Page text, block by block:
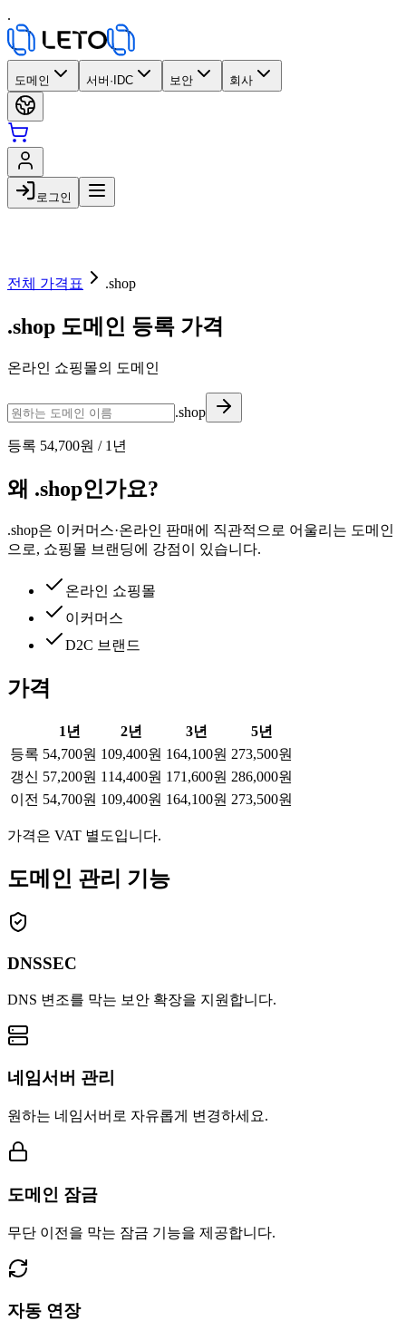
.
도메인 서버·IDC 보안 회사
로그인
전체 가격표 .shop
.shop 도메인 등록 가격
온라인 쇼핑몰의 도메인
.shop
등록 54,700원 / 1 년
왜 .shop인가요?
.shop은 이커머스·온라인 판매에 직관적으로 어울리는 도메인
으로, 쇼핑몰 브랜딩에 강점이 있습니다.
온라인 쇼핑몰
이커머스
D2C 브랜드
가격
1년 2년 3년 5년
등록 54,700원 109,400원 164,100원 273,500원
갱신 57,200원 114,400원 171,600원 286,000원
이전 54,700원 109,400원 164,100원 273,500원
가격은 VAT 별도입니다.
도메인 관리 기능
DNSSEC
DNS 변조를 막는 보안 확장을 지원합니다.
네임서버 관리
원하는 네임서버로 자유롭게 변경하세요.
도메인 잠금
무단 이전을 막는 잠금 기능을 제공합니다.
자동 연장